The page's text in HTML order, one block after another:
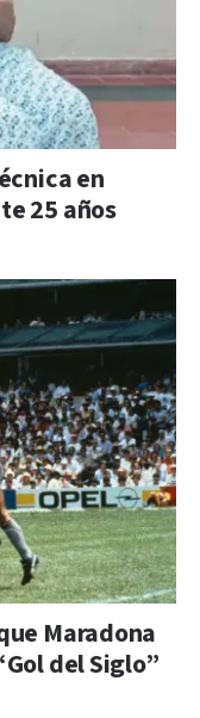
en
25 años
Maradona
del Siglo”